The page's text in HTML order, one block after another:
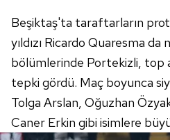
Beşiktaş'ta taraftarların
yıldızı Ricardo Quaresma da
bölümlerinde Portekizli, top
tepki gördü. Maç boyunca
Tolga Arslan, Oğuzhan
Caner Erkin gibi isimlere